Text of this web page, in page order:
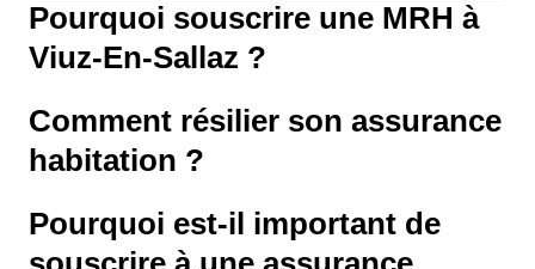
Pourquoi souscrire une MRH à
Viuz-En-Sallaz ?
Comment résilier son assurance
habitation ?
Pourquoi est-il important de